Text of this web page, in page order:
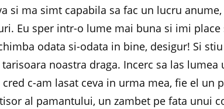
si ma simt capabila sa fac un lucru
Eu sper intr-o lume mai buna si imi place
odata si-odata in bine, desigur! Si
noastra draga. Incerc sa las lumea
c-am lasat ceva in urma mea, fie el un
al pamantului, un zambet pe fata unui